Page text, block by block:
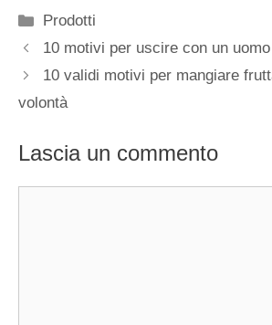
Categorie
Prodotti
10 motivi per uscire con un
10 validi motivi per mangiare
volontà
Lascia un commento